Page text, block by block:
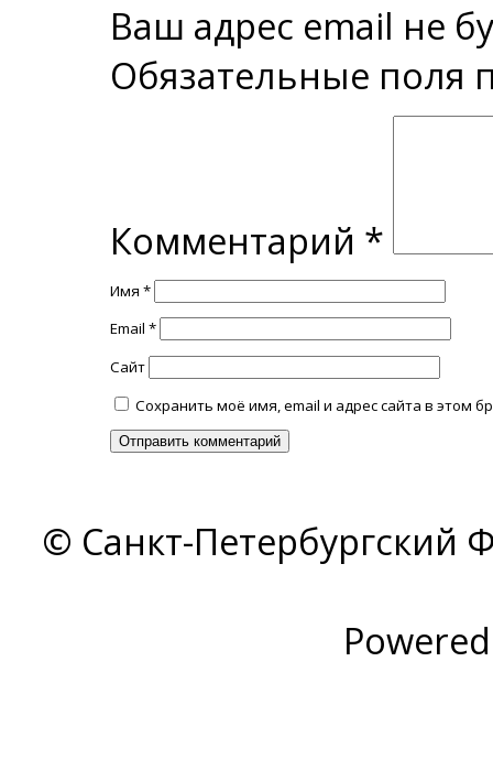
Ваш адрес email не
Обязательные поля
Комментарий *
Имя *
Email *
Сайт
Сохранить моё имя, email и адрес сайта в этом
© Санкт-Петербургский